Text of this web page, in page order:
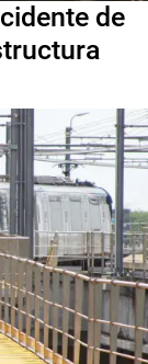
de